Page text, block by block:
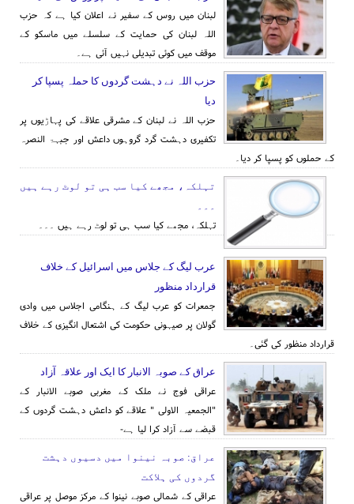
لبنان میں روس کے سفیر نے اعلان کیا ہے کہ حزب
اللہ لبنان کی حمایت کے سلسلے میں ماسکو کے
موقف میں کوئی تبدیلی نہیں آئی ہے۔
حزب اللہ نے دہشت گردوں کا حملہ پسپا کر
دیا
حزب اللہ نے لبنان کے مشرقی علاقے کی پہاڑیوں پر
تکفیری دہشت گرد گروہوں داعش اور جبہۃ النصرہ
کے حملوں کو پسپا کر دیا۔
تہلکہ، مجھے کیا سب ہی تو لوٹ رہے ہیں
تہلکہ، مجھے کیا سب ہی تو لوٹ رہے ہیں ۔۔۔
عرب ليگ کے جلاس میں اسرائیل کے خلاف
قرارداد منظور
جمعرات کو عرب لیگ کے ہنگامی اجلاس میں وادی
گولان پر صیہونی حکومت کی اشتعال انگیزی کے خلاف
قرارداد منظور کی گئی۔
عراق کے صوبہ الانبار کا ایک اور علاقہ آزاد
عراقی فوج نے ملک کے مغربی صوبے الانبار کے
"الجمعیہ الاولی " علاقے کو داعش دہشت گردوں کے
قبضے سے آزاد کرا لیا ہے-
عراق: صوبہ نینوا میں دسیوں دہشت
گردوں کی ہلاکت
عراقی کے شمالی صوبے نینوا کے مرکز موصل پر عراقی